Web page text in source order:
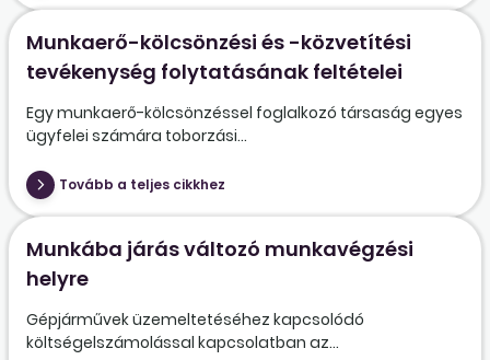
Munkaerő-kölcsönzési és -közvetítési
tevékenység folytatásának feltételei
Egy munkaerő-kölcsönzéssel foglalkozó társaság egyes
ügyfelei számára toborzási...
Tovább a teljes cikkhez
Munkába járás változó munkavégzési
helyre
Gépjárművek üzemeltetéséhez kapcsolódó
költségelszámolással kapcsolatban az...